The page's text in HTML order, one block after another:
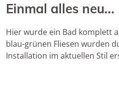
Einmal alles neu...
Hier wurde ein Bad komplett
blau-grünen Fliesen wurden
Installation im aktuellen Stil